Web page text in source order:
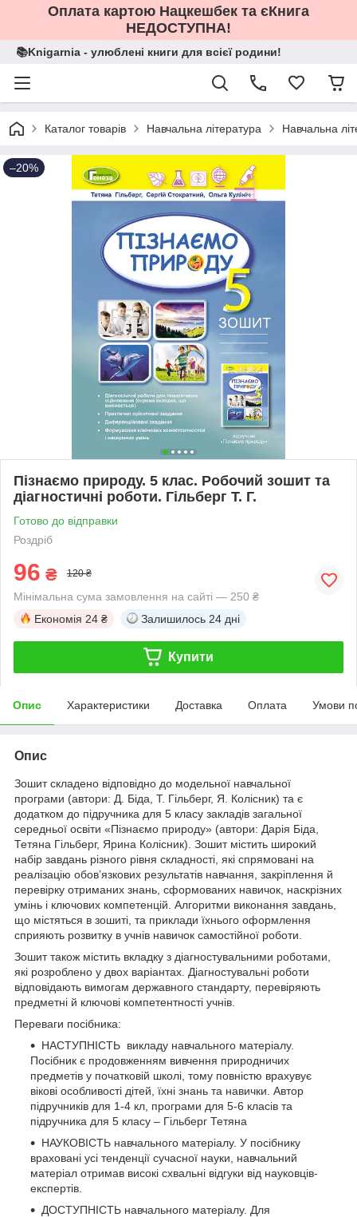
Оплата картою Нацкешбек та єКнига
НЕДОСТУПНА!
📚Knigarnia - улюблені книги для всієї родини!
Каталог товарів Навчальна література Навчальна
–20%
Пізнаємо природу. 5 клас. Робочий зошит та
діагностичні роботи. Гільберг Т. Г.
Готово до відправки
Роздріб
96 ₴ 120 ₴
Мінімальна сума замовлення на сайті — 250 ₴
Економія 24 ₴ Залишилось 24 дні
Купити
Опис Характеристики Доставка Оплата Умови
Опис
Зошит складено відповідно до модельної навчальної
програми (автори: Д. Біда, Т. Гільберг, Я. Колісник) та є
додатком до підручника для 5 класу закладів загальної
середньої освіти «Пізнаємо природу» (автори: Дарія Біда,
Тетяна Гільберг, Ярина Колісник). Зошит містить широкий
набір завдань різного рівня складності, які спрямовані на
реалізацію обов’язкових результатів навчання, закріплення й
перевірку отриманих знань, сформованих навичок, наскрізних
умінь і ключових компетенцій. Алгоритми виконання завдань,
що містяться в зошиті, та приклади їхнього оформлення
сприяють розвитку в учнів навичок самостійної роботи.
Зошит також містить вкладку з діагностувальними роботами,
які розроблено у двох варіантах. Діагностувальні роботи
відповідають вимогам державного стандарту, перевіряють
предметні й ключові компетентності учнів.
Переваги посібника:
НАСТУПНІСТЬ викладу навчального матеріалу.
Посібник є продовженням вивчення природничих
предметів у початковій школі, тому повністю врахувує
вікові особливості дітей, їхні знань та навички. Автор
підручників для 1-4 кл, програми для 5-6 класів та
підручника для 5 класу – Гільберг Тетяна
НАУКОВІСТЬ навчального матеріалу. У посібнику
враховані усі тенденції сучасної науки, навчальний
матеріал отримав високі схвальні відгуки від науковців-
експертів.
ДОСТУПНІСТЬ навчального матеріалу. Для